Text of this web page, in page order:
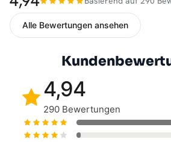
Alle Bewertungen ansehen
4,94
290 Bewertungen